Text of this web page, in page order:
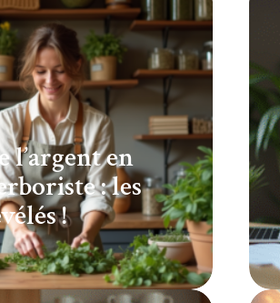
l’argent en
: les
!